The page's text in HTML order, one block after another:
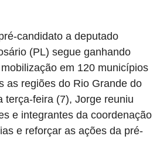
candidato a deputado
(PL) segue ganhando
em 120 municípios
as regiões do Rio Grande do
terça-feira (7), Jorge reuniu
e integrantes da coordenação
e reforçar as ações da pré-